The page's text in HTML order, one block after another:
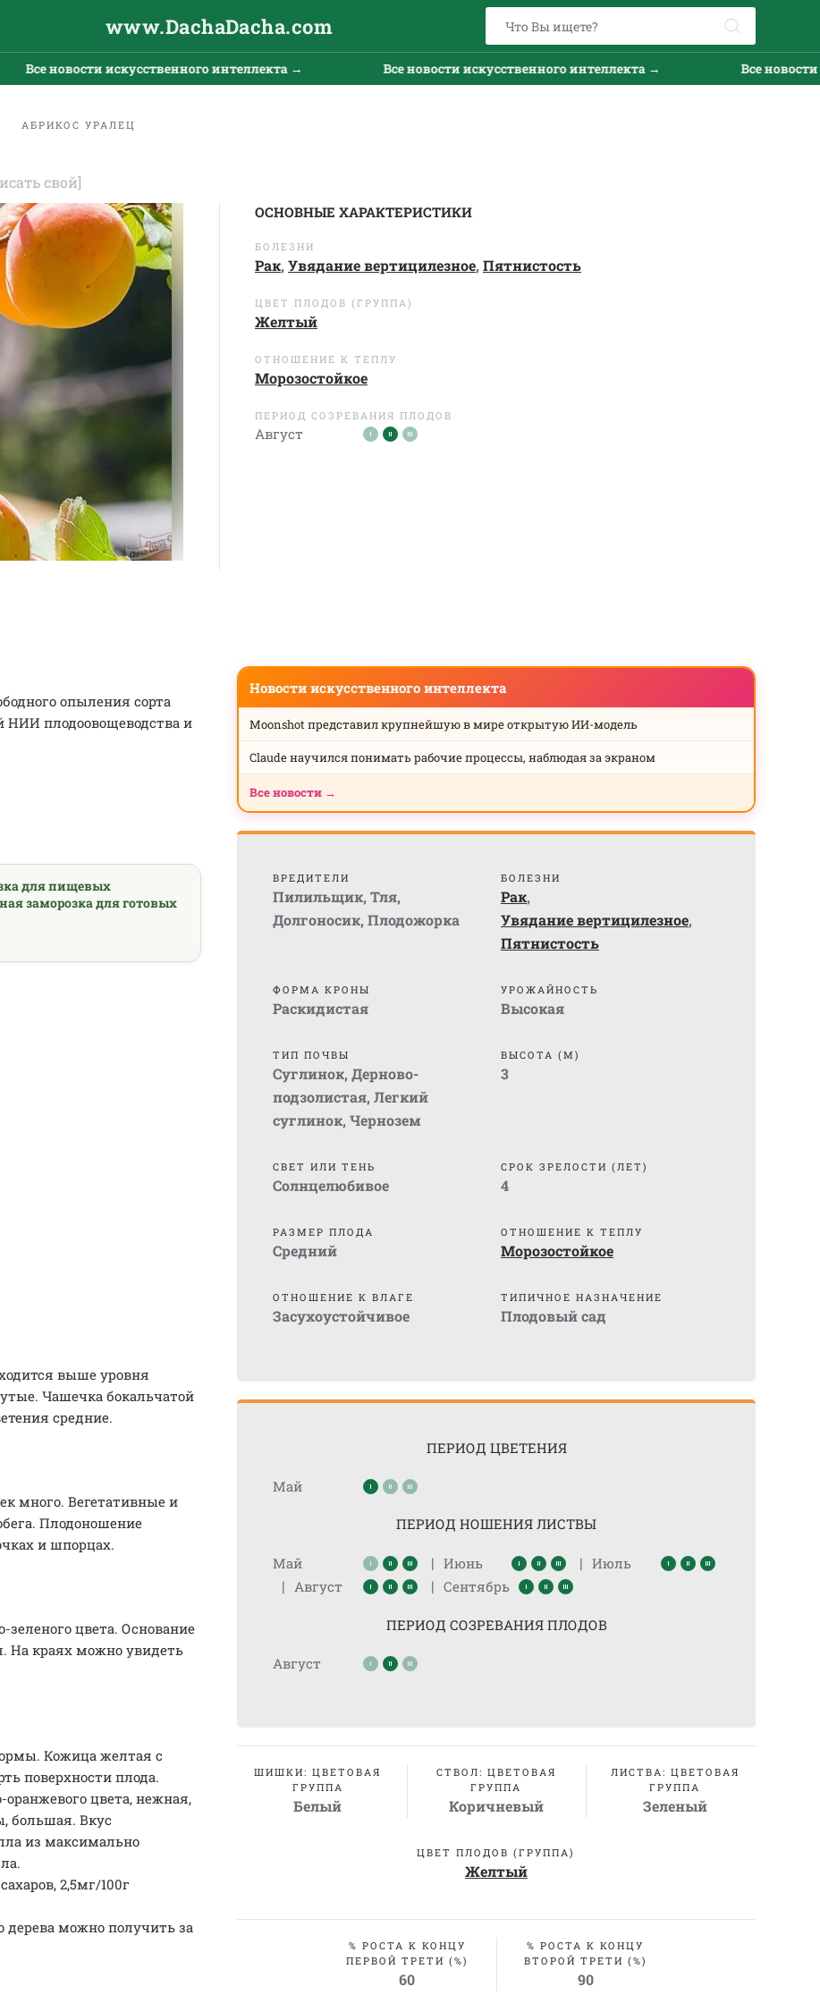
www.DachaDacha.com
Все новости искусственного интеллекта → Все новости искусственного интеллекта → Все новости
АБРИКОС УРАЛЕЦ
свой]
ОСНОВНЫЕ ХАРАКТЕРИСТИКИ
БОЛЕЗНИ
Рак, Увядание вертицилезное, Пятнистость
ЦВЕТ ПЛОДОВ (ГРУППА)
Желтый
ОТНОШЕНИЕ К ТЕПЛУ
Морозостойкое
ПЕРИОД СОЗРЕВАНИЯ ПЛОДОВ
Август
опыления сорта
плодоовощеводства и
для пищевых
заморозка для готовых
выше уровня
Чашечка бокальчатой
средние.
много. Вегетативные и
Плодоношение
и шпорцах.
цвета. Основание
На краях можно увидеть
Кожица желтая с
поверхности плода.
цвета, нежная,
большая. Вкус
из максимально
2,5мг/100г
дерева можно получить за
Новости искусственного интеллекта
Moonshot представил крупнейшую в мире открытую ИИ-модель
Claude научился понимать рабочие процессы, наблюдая за экраном
Все новости →
ВРЕДИТЕЛИ
Пилильщик, Тля,
Долгоносик, Плодожорка
БОЛЕЗНИ
Рак,
Увядание вертицилезное,
Пятнистость
ФОРМА КРОНЫ
Раскидистая
УРОЖАЙНОСТЬ
Высокая
ТИП ПОЧВЫ
Суглинок, Дерново-
подзолистая, Легкий
суглинок, Чернозем
ВЫСОТА (М)
3
СВЕТ ИЛИ ТЕНЬ
Солнцелюбивое
СРОК ЗРЕЛОСТИ (ЛЕТ)
4
РАЗМЕР ПЛОДА
Средний
ОТНОШЕНИЕ К ТЕПЛУ
Морозостойкое
ОТНОШЕНИЕ К ВЛАГЕ
Засухоустойчивое
ТИПИЧНОЕ НАЗНАЧЕНИЕ
Плодовый сад
ПЕРИОД ЦВЕТЕНИЯ
Май
ПЕРИОД НОШЕНИЯ ЛИСТВЫ
Май | Июнь | Июль
| Август | Сентябрь
ПЕРИОД СОЗРЕВАНИЯ ПЛОДОВ
Август
ШИШКИ: ЦВЕТОВАЯ
ГРУППА
Белый
СТВОЛ: ЦВЕТОВАЯ
ГРУППА
Коричневый
ЛИСТВА: ЦВЕТОВАЯ
ГРУППА
Зеленый
ЦВЕТ ПЛОДОВ (ГРУППА)
Желтый
% РОСТА К КОНЦУ
ПЕРВОЙ ТРЕТИ (%)
60
% РОСТА К КОНЦУ
ВТОРОЙ ТРЕТИ (%)
90